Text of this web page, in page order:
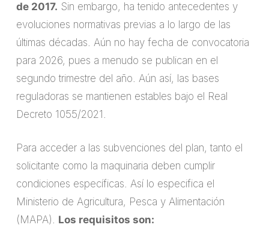
de 2017. Sin embargo, ha tenido antecedentes y
evoluciones normativas previas a lo largo de las
últimas décadas. Aún no hay fecha de convocatoria
para 2026, pues a menudo se publican en el
segundo trimestre del año. Aún así, las bases
reguladoras se mantienen estables bajo el Real
Decreto 1055/2021.
Para acceder a las subvenciones del plan, tanto el
solicitante como la maquinaria deben cumplir
condiciones específicas. Así lo especifica el
Ministerio de Agricultura, Pesca y Alimentación
(MAPA). Los requisitos son: